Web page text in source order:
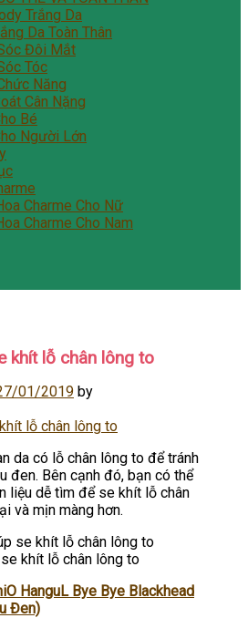
Trắng Da
Da Toàn Thân
Đôi Mắt
Tóc
Năng
Cân Nặng
Bé
Người Lớn
Charme Cho Nữ
Charme Cho Nam
khít lỗ chân lông to
01/2019 by
da có lỗ chân lông to để tránh
đen. Bên cạnh đó, bạn có thể
liệu dễ tìm để se khít lỗ chân
và mịn màng hơn.
khít lỗ chân lông to
HanguL Bye Bye Blackhead
Đen)